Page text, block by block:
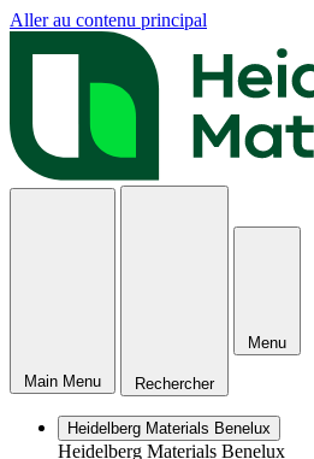
Aller au contenu principal
Main Menu Rechercher
Menu
Heidelberg Materials Benelux
Heidelberg Materials Benelux